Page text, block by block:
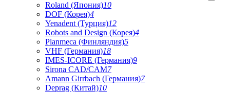
Roland (Япония)10
DOF (Корея)4
Yenadent (Турция)12
Robots and Design (Корея)4
Planmeca (Финляндия)5
VHF (Германия)18
IMES-ICORE (Германия)9
Sirona CAD/CAM7
Amann Girrbach (Германия)7
Deprag (Китай)10